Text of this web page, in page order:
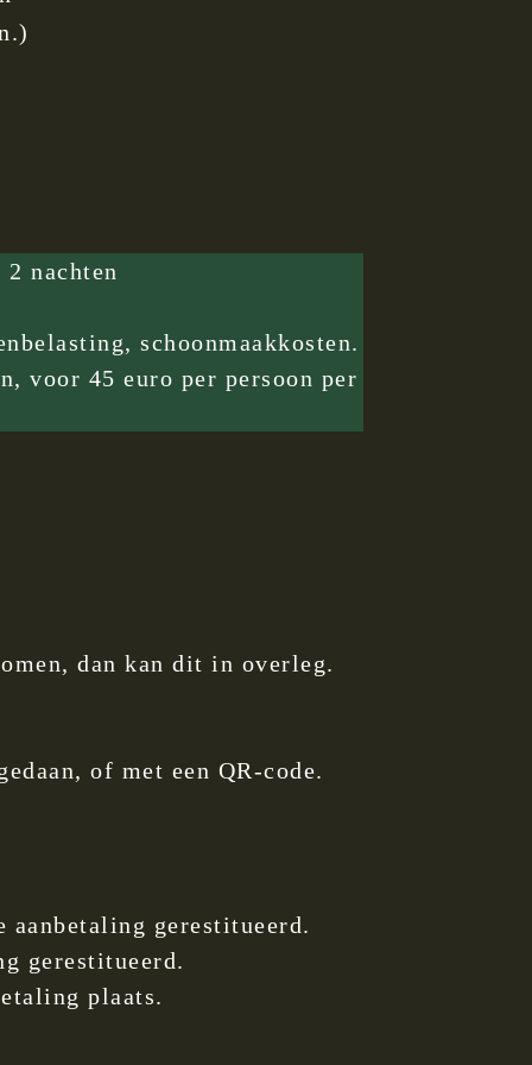
nachten
schoonmaakkosten.
voor 45 euro per persoon per
dan kan dit in overleg.
of met een QR-code.
aanbetaling gerestitueerd.
gerestitueerd.
plaats.